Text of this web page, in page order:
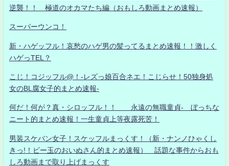
逆襲！！ 極道のオカマたち編（おもしろ動画まとめ速報）
スーパーウンコ！
新・ハゲッフル！哀愁のハゲ男の髪ってるまとめ速報！！激しく
ハゲっTEL？
こじ！コジッフル@！-レズっ娘百合ネエ！こじらせ！50独身処
女のBL腐女子的まとめ速報-
何だ！何が？真・シロッフル！！ 永遠の無職童貞- ぼっちな
ニート的まとめ速報！一生童貞上等夜露死苦！
男装スケバン女子！スケッフルまっくす！（新・ナンノひゃくし
きっ!！ビー玉のおいぬさん的まとめ速報） 話題な事件からおも
しろ動画まで取り上げまっくす